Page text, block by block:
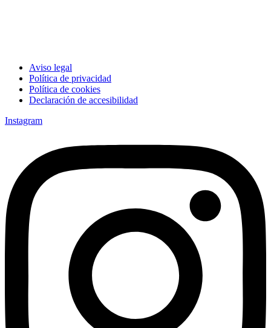
Aviso legal
Política de privacidad
Política de cookies
Declaración de accesibilidad
Instagram